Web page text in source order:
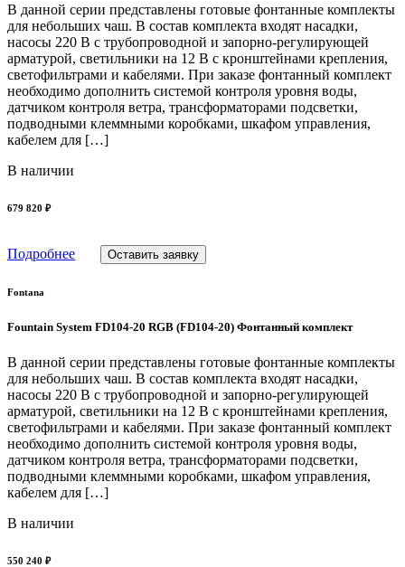
В данной серии представлены готовые фонтанные комплекты
для небольших чаш. В состав комплекта входят насадки,
насосы 220 В с трубопроводной и запорно-регулирующей
арматурой, светильники на 12 В с кронштейнами крепления,
светофильтрами и кабелями. При заказе фонтанный комплект
необходимо дополнить системой контроля уровня воды,
датчиком контроля ветра, трансформаторами подсветки,
подводными клеммными коробками, шкафом управления,
кабелем для […]
В наличии
679 820 ₽
Подробнее Оставить заявку
Fontana
Fountain System FD104-20 RGB (FD104-20) Фонтанный комплект
В данной серии представлены готовые фонтанные комплекты
для небольших чаш. В состав комплекта входят насадки,
насосы 220 В с трубопроводной и запорно-регулирующей
арматурой, светильники на 12 В с кронштейнами крепления,
светофильтрами и кабелями. При заказе фонтанный комплект
необходимо дополнить системой контроля уровня воды,
датчиком контроля ветра, трансформаторами подсветки,
подводными клеммными коробками, шкафом управления,
кабелем для […]
В наличии
550 240 ₽